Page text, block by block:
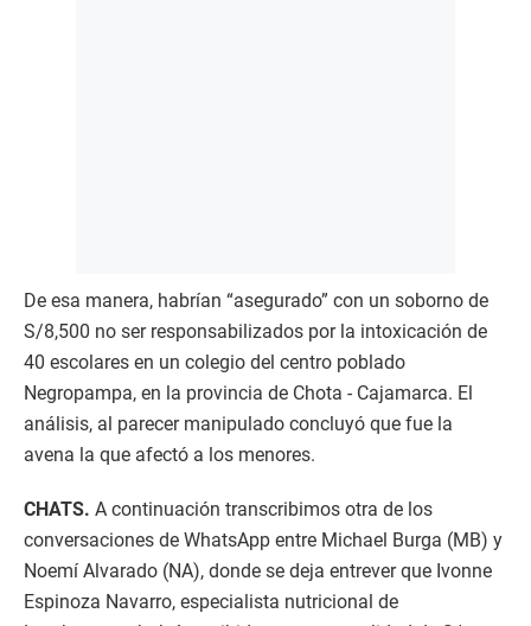
De esa manera, habrían “asegurado” con un soborno de
S/8,500 no ser responsabilizados por la intoxicación de
40 escolares en un colegio del centro poblado
Negropampa, en la provincia de Chota - Cajamarca. El
análisis, al parecer manipulado concluyó que fue la
avena la que afectó a los menores.
CHATS. A continuación transcribimos otra de los
conversaciones de WhatsApp entre Michael Burga (MB) y
Noemí Alvarado (NA), donde se deja entrever que Ivonne
Espinoza Navarro, especialista nutricional de